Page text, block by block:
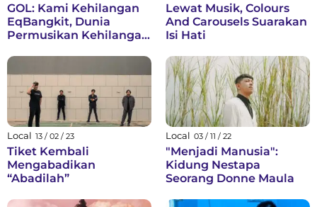
GOL: Kami Kehilangan
EqBangkit, Dunia
Permusikan Kehilangan
Lewat Musik, Colours
And Carousels Suarakan
Isi Hati
Local 13 / 02 / 23
Tiket Kembali
Mengabadikan
“Abadilah”
Local 03 / 11 / 22
"Menjadi Manusia":
Kidung Nestapa
Seorang Donne Maula